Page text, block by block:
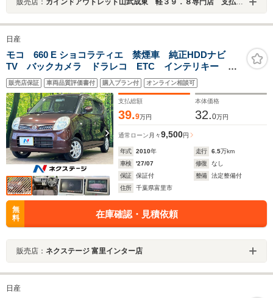
販売店： カインドアウトレット山武成東 軽３９．８専門店 支払総額表示 ワゴンＲ／ムーブ／タント／ルークス／Ｎ－ＢＯＸ
日産
モコ 660 E ショコラティエ 禁煙車 純正HDDナビ
TV バックカメラ ドラレコ ETC インテリキー オ
ートライト オートエアコン 運転席シートリフタ 電
動格納ドアミラー Bluetooth CD/DVD再生 プライバ
シーガラス
販売店保証 車両品質評価書付 購入プラン付 オンライン相談可
支払総額
39.9万円
本体価格
32.0万円
通常ローン 月々9,500円
年式 2010年 走行 6.5万km
車検
'27/07 修復
なし
保証
保証付 整備
法定整備付
住所
千葉県富里市
無
料
在庫確認・見積依頼
販売店： ネクステージ 富里インター店
日産